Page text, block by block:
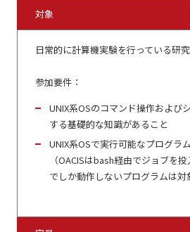
対象
日常的に計算機実験を行っている研
参加要件：
UNIX系OSのコマンド操作および
する基礎的な知識があること
UNIX系OSで実行可能なプログラ
（OACISはbash経由でジョブを
でしか動作しないプログラムは対